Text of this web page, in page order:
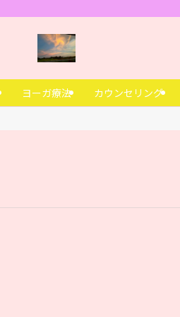
ヨーガ療法 カウンセリング